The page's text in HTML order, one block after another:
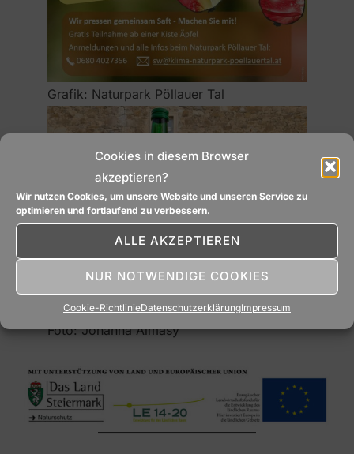
Cookies in diesem Browser
akzeptieren?
Wir nutzen Cookies, um unsere Website und unseren Service zu
optimieren und fortlaufend zu verbessern.
ALLE AKZEPTIEREN
NUR NOTWENDIGE COOKIES
Cookie-RichtlinieDatenschutzerklärungImpressum
Grafik: Naturpark Pöllauer Tal
Foto: Johanna Almásy